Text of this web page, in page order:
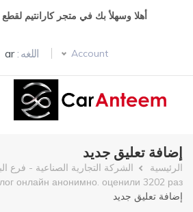
أهلا وسهلأ بك في متجر كارانتيم لقطع
Account اللغه :
language
إضافة تعليق جديد
مسار
التنقل
الرئيسية
الشركة التجارية الصناعية - فرع
онлайн анонимно. оценили 3202 раз
إضافة تعليق جديد